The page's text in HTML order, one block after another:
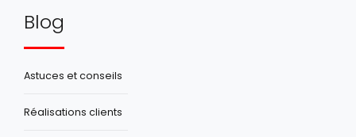
Blog
Astuces et conseils
Réalisations clients